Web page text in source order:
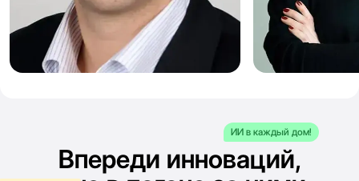
Впереди инноваций,
ИИ в каждый дом!